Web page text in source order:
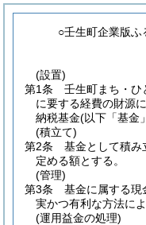
○壬生町企業版ふ
(設置)
第1条
壬生町まち・ひ
に要する経費の財源
納税基金(以下「基金
(積立て)
第2条
基金として積み
定める額とする。
(管理)
第3条
基金に属する現
実かつ有利な方法に
(運用益金の処理)